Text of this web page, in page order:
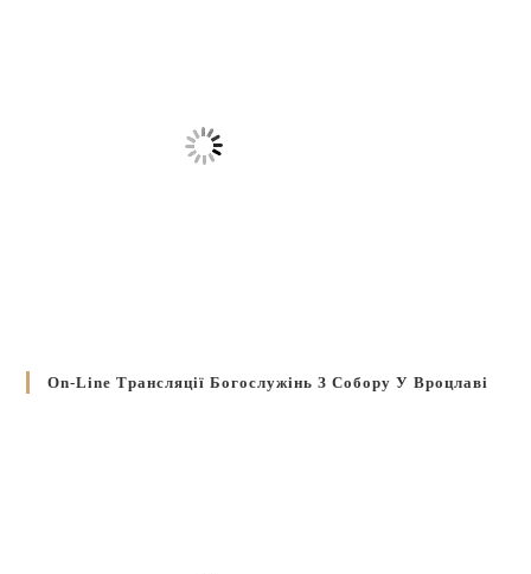
On-Line Трансляції Богослужінь З Собору У Вроцлаві